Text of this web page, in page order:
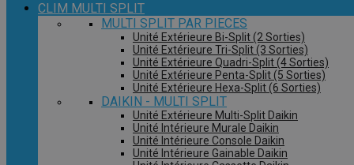
CLIM MULTI SPLIT
MULTI SPLIT PAR PIECES
Unité Extérieure Bi-Split (2 Sorties)
Unité Extérieure Tri-Split (3 Sorties)
Unité Extérieure Quadri-Split (4 Sorties)
Unité Extérieure Penta-Split (5 Sorties)
Unité Extérieure Hexa-Split (6 Sorties)
DAIKIN - MULTI SPLIT
Unité Extérieure Multi-Split Daikin
Unité Intérieure Murale Daikin
Unité Intérieure Console Daikin
Unité Intérieure Gainable Daikin